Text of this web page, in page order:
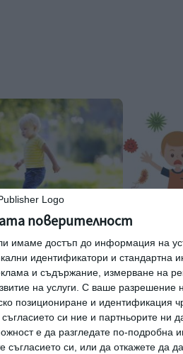
поверителност
имаме достъп до информация на
идентификатори и стандартна
и съдържание, измерване на
на услуги. С ваше разрешение
позициониране и идентификация
си ние и партньорите ни
е да разгледате по-подробна
си, или да откажете да
на аутизъм
родителите е да ги
Здраве
Ужас:
Как да
може да
21 юни 2020 г.